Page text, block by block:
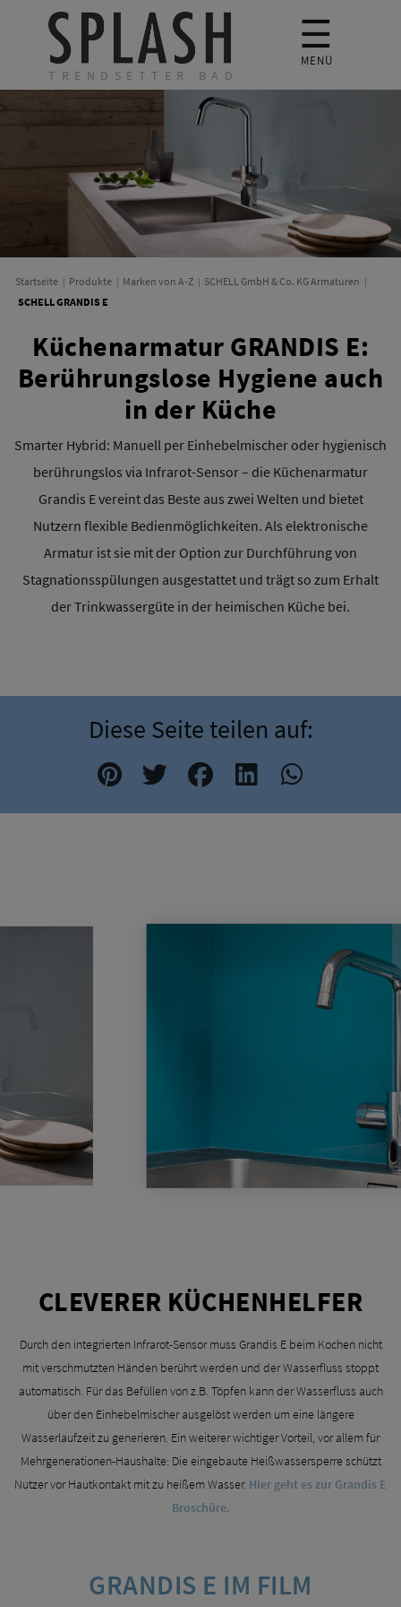
TRENDSETTER BAD
☰
MENÜ
Startseite Produkte Marken von A-Z
SCHELL GmbH & Co. KG Armaturen
SCHELL GRANDIS E
Küchenarmatur GRANDIS E:
Berührungslose Hygiene auch
in der Küche
Smarter Hybrid: Manuell per Einhebelmischer oder hygienisch
berührungslos via Infrarot-Sensor – die Küchenarmatur
Grandis E vereint das Beste aus zwei Welten und bietet
Nutzern flexible Bedienmöglichkeiten. Als elektronische
Armatur ist sie mit der Option zur Durchführung von
Stagnationsspülungen ausgestattet und trägt so zum Erhalt
der Trinkwassergüte in der heimischen Küche bei.
Diese Seite teilen auf:
CLEVERER KÜCHENHELFER
Durch den integrierten Infrarot-Sensor muss Grandis E beim Kochen nicht
mit verschmutzten Händen berührt werden und der Wasserfluss stoppt
automatisch. Für das Befüllen von z.B. Töpfen kann der Wasserfluss auch
über den Einhebelmischer ausgelöst werden um eine längere
Wasserlaufzeit zu generieren. Ein weiterer wichtiger Vorteil, vor allem für
Mehrgenerationen-Haushalte: Die eingebaute Heißwassersperre schützt
Nutzer vor Hautkontakt mit zu heißem Wasser. Hier geht es zur Grandis E
Broschüre.
GRANDIS E IM FILM